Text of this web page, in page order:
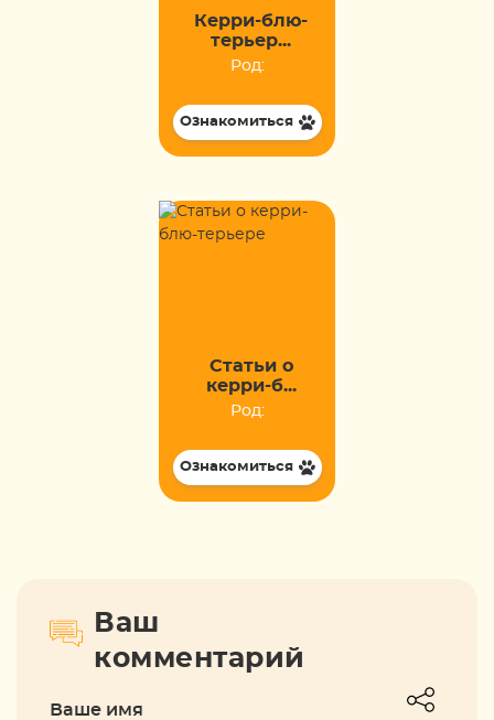
Керри-блю-
терьер...
Род:
Ознакомиться
Статьи о
керри-б...
Род:
Ознакомиться
Ваш
комментарий
Ваше имя